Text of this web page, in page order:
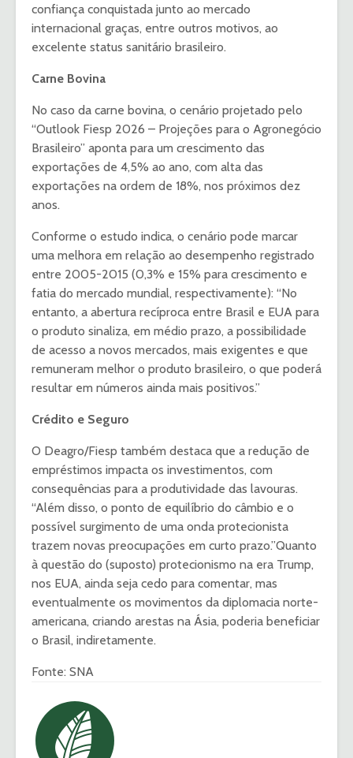
confiança conquistada junto ao mercado
internacional graças, entre outros motivos, ao
excelente status sanitário brasileiro.
Carne Bovina
No caso da carne bovina, o cenário projetado pelo
“Outlook Fiesp 2026 – Projeções para o Agronegócio
Brasileiro” aponta para um crescimento das
exportações de 4,5% ao ano, com alta das
exportações na ordem de 18%, nos próximos dez
anos.
Conforme o estudo indica, o cenário pode marcar
uma melhora em relação ao desempenho registrado
entre 2005-2015 (0,3% e 15% para crescimento e
fatia do mercado mundial, respectivamente): “No
entanto, a abertura recíproca entre Brasil e EUA para
o produto sinaliza, em médio prazo, a possibilidade
de acesso a novos mercados, mais exigentes e que
remuneram melhor o produto brasileiro, o que poderá
resultar em números ainda mais positivos.”
Crédito e Seguro
O Deagro/Fiesp também destaca que a redução de
empréstimos impacta os investimentos, com
consequências para a produtividade das lavouras.
“Além disso, o ponto de equilíbrio do câmbio e o
possível surgimento de uma onda protecionista
trazem novas preocupações em curto prazo.”Quanto
à questão do (suposto) protecionismo na era Trump,
nos EUA, ainda seja cedo para comentar, mas
eventualmente os movimentos da diplomacia norte-
americana, criando arestas na Ásia, poderia beneficiar
o Brasil, indiretamente.
Fonte: SNA